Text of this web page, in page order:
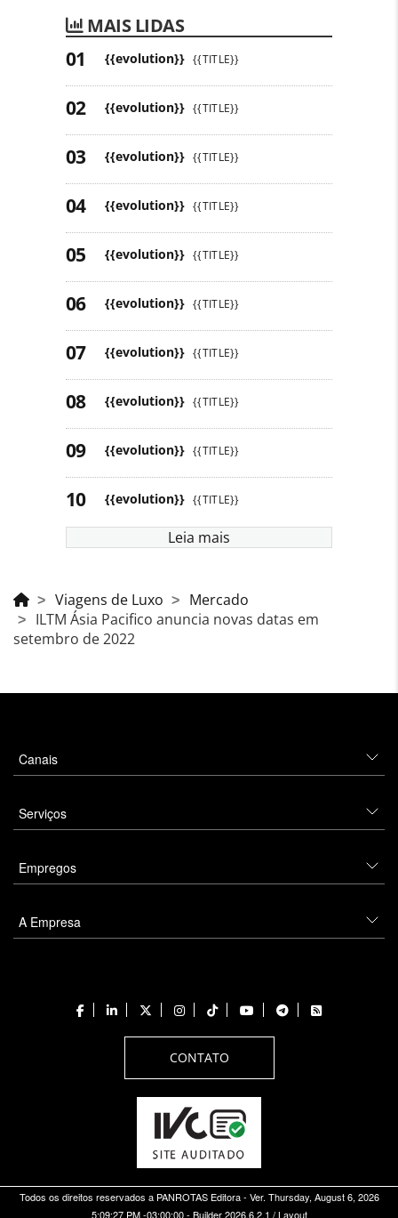
MAIS LIDAS
{{evolution}} {{TITLE}}
{{evolution}} {{TITLE}}
{{evolution}} {{TITLE}}
{{evolution}} {{TITLE}}
{{evolution}} {{TITLE}}
{{evolution}} {{TITLE}}
{{evolution}} {{TITLE}}
{{evolution}} {{TITLE}}
{{evolution}} {{TITLE}}
{{evolution}} {{TITLE}}
Leia mais
Viagens de Luxo
Mercado
ILTM Ásia Pacifico anuncia novas datas em
setembro de 2022
Canais
Serviços
Empregos
A Empresa
CONTATO
Todos os direitos reservados a PANROTAS Editora - Ver. Thursday, August 6, 2026
5:09:27 PM -03:00:00 - Builder 2026.6.2.1 / Layout